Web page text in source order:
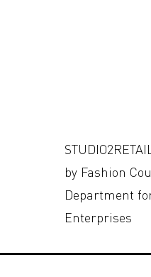
by Fashion
Department
Enterprises